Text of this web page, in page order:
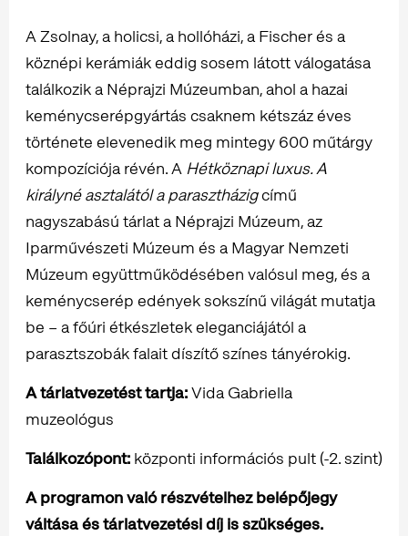
A Zsolnay, a holicsi, a hollóházi, a Fischer és a
köznépi kerámiák eddig sosem látott válogatása
találkozik a Néprajzi Múzeumban, ahol a hazai
keménycserépgyártás csaknem kétszáz éves
története elevenedik meg mintegy 600 műtárgy
kompozíciója révén. A Hétköznapi luxus. A
királyné asztalától a parasztházigcímű
nagyszabású tárlat a Néprajzi Múzeum, az
Iparművészeti Múzeum és a Magyar Nemzeti
Múzeum együttműködésében valósul meg, és a
keménycserép edények sokszínű világát mutatja
be – a főúri étkészletek eleganciájától a
parasztszobák falait díszítő színes tányérokig.
A tárlatvezetést tartja:Vida Gabriella
muzeológus
Találkozópont: központi információs pult (-2. szint)
A programon való részvételhez belépőjegy
váltása és tárlatvezetési díj is szükséges.